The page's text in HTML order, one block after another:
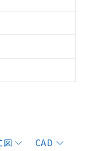
図
CAD